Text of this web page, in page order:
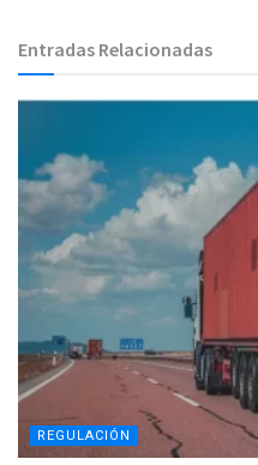
Entradas Relacionadas
REGULACIÓN